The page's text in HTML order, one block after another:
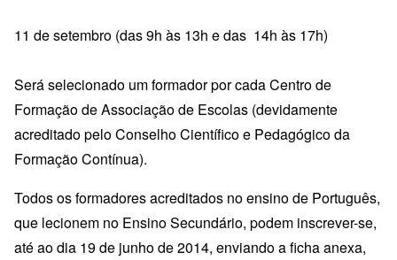
11 de setembro (das 9h às 13h e das 14h às 17h)
Será selecionado um formador por cada Centro de
Formação de Associação de Escolas (devidamente
acreditado pelo Conselho Científico e Pedagógico da
Formação Contínua).
Todos os formadores acreditados no ensino de Português,
que lecionem no Ensino Secundário, podem inscrever-se,
até ao dia 19 de junho de 2014, enviando a ficha anexa,